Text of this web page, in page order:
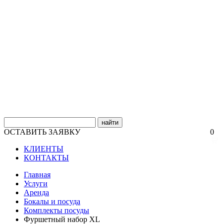
найти
0
ОСТАВИТЬ ЗАЯВКУ
КЛИЕНТЫ
КОНТАКТЫ
Главная
Услуги
Аренда
Бокалы и посуда
Комплекты посуды
Фуршетный набор ХL